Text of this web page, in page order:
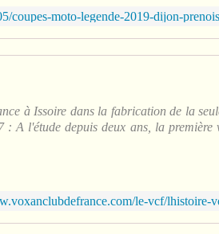
coupes-moto-legende-2019-dijon-
à Issoire dans la fabrication de la
A l'étude depuis deux ans, la première
le-vcf/lhistoire-